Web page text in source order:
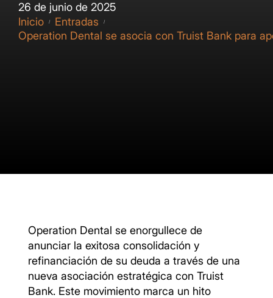
26 de junio de 2025
Inicio
/ Entradas /
Operation Dental se asocia con Truist Bank para
Operation Dental se enorgullece de
anunciar la exitosa consolidación y
refinanciación de su deuda a través de una
nueva asociación estratégica con Truist
Bank. Este movimiento marca un hito